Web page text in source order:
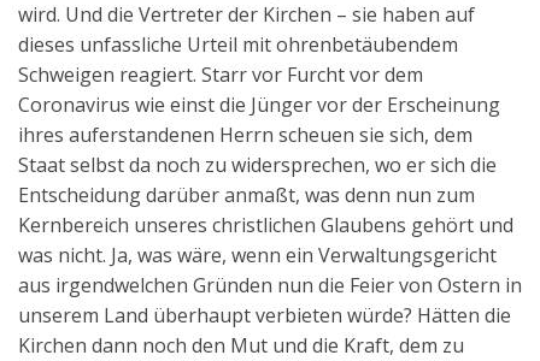
wird. Und die Vertreter der Kirchen – sie haben auf
dieses unfassliche Urteil mit ohrenbetäubendem
Schweigen reagiert. Starr vor Furcht vor dem
Coronavirus wie einst die Jünger vor der Erscheinung
ihres auferstandenen Herrn scheuen sie sich, dem
Staat selbst da noch zu widersprechen, wo er sich die
Entscheidung darüber anmaßt, was denn nun zum
Kernbereich unseres christlichen Glaubens gehört und
was nicht. Ja, was wäre, wenn ein Verwaltungsgericht
aus irgendwelchen Gründen nun die Feier von Ostern in
unserem Land überhaupt verbieten würde? Hätten die
Kirchen dann noch den Mut und die Kraft, dem zu